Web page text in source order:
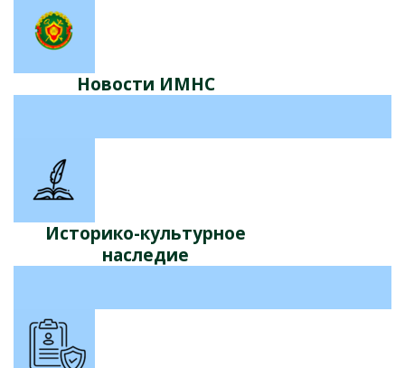
Новости ИМНС
Историко-культурное
наследие